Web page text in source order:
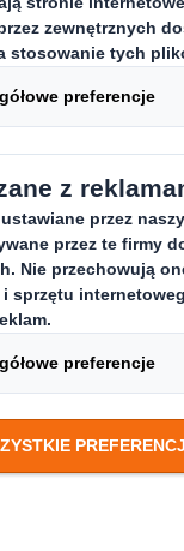
te
pomagamy
opakowania
prawne.
i jak
wpływają na
obniżają